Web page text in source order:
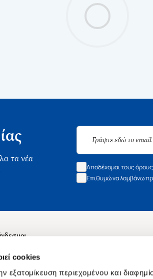
cookies
εξατομίκευση περιεχομένου και
τα νέα
Αποδέχομαι τους
Επιθυμώ να λαμβάνω